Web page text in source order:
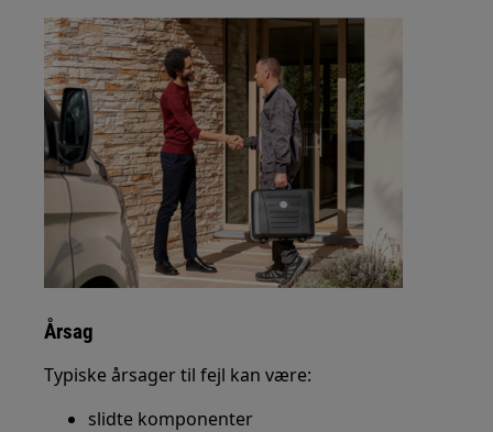
Årsag
Typiske årsager til fejl kan være:
slidte komponenter